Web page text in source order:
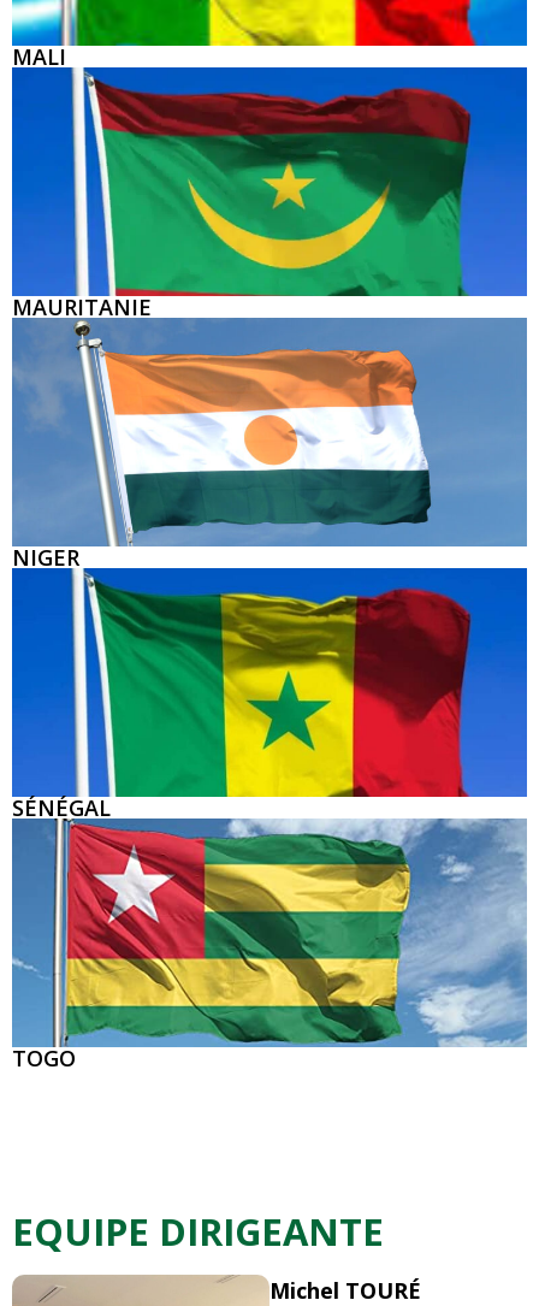
MALI
MAURITANIE
NIGER
SÉNÉGAL
TOGO
Michel TOURÉ
EQUIPE DIRIGEANTE